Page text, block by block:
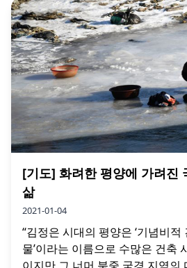
[기도] 화려한 평양에 가려진
삶
2021-01-04
“김정은 시대의 평양은 ‘기념비적
물’이라는 이름으로 수많은 건축